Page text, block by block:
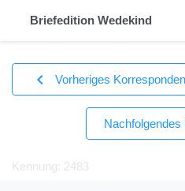
Briefedition Wedekind
chevron_left Vorheriges
Kennung: 2483